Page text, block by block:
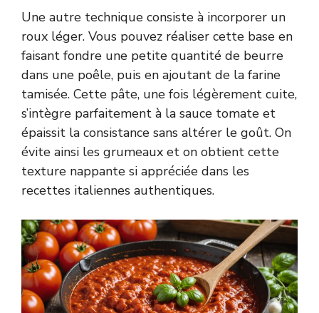
Une autre technique consiste à incorporer un
roux léger. Vous pouvez réaliser cette base en
faisant fondre une petite quantité de beurre
dans une poêle, puis en ajoutant de la farine
tamisée. Cette pâte, une fois légèrement cuite,
s’intègre parfaitement à la sauce tomate et
épaissit la consistance sans altérer le goût. On
évite ainsi les grumeaux et on obtient cette
texture nappante si appréciée dans les
recettes italiennes authentiques.